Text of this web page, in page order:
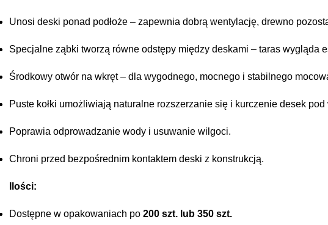
Unosi deski ponad podłoże – zapewnia dobrą wentylację, drewno
Specjalne ząbki tworzą równe odstępy między deskami – taras wygląda
Środkowy otwór na wkręt – dla wygodnego, mocnego i stabilnego
Puste kołki umożliwiają naturalne rozszerzanie się i kurczenie desek
Poprawia odprowadzanie wody i usuwanie wilgoci.
Chroni przed bezpośrednim kontaktem deski z konstrukcją.
Ilości:
Dostępne w opakowaniach po 200 szt. lub 350 szt.